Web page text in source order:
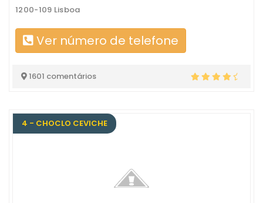
1200-109 Lisboa
Ver número de telefone
1601 comentários
4 - CHOCLO CEVICHE